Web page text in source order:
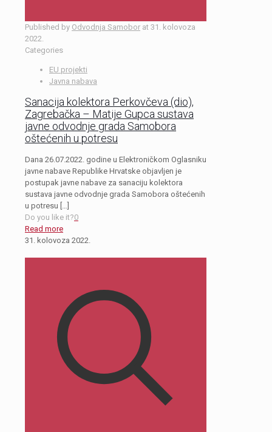
Published by Odvodnja Samobor at 31. kolovoza
2022.
Categories
EU projekti
Javna nabava
Sanacija kolektora Perkovčeva (dio),
Zagrebačka – Matije Gupca sustava
javne odvodnje grada Samobora
oštećenih u potresu
Dana 26.07.2022. godine u Elektroničkom Oglasniku
javne nabave Republike Hrvatske objavljen je
postupak javne nabave za sanaciju kolektora
sustava javne odvodnje grada Samobora oštećenih
u potresu […]
Do you like it?0
Read more
31. kolovoza 2022.